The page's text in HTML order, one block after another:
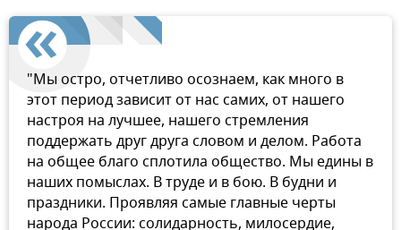
"Мы остро, отчетливо осознаем, как много в
этот период зависит от нас самих, от нашего
настроя на лучшее, нашего стремления
поддержать друг друга словом и делом. Работа
на общее благо сплотила общество. Мы едины в
наших помыслах. В труде и в бою. В будни и
праздники. Проявляя самые главные черты
народа России: солидарность, милосердие,